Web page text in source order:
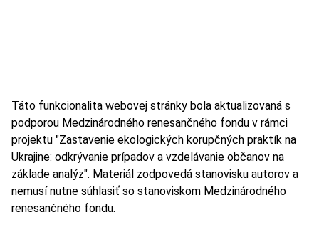
Táto funkcionalita webovej stránky bola aktualizovaná s
podporou Medzinárodného renesančného fondu v rámci
projektu "Zastavenie ekologických korupčných praktík na
Ukrajine: odkrývanie prípadov a vzdelávanie občanov na
základe analýz". Materiál zodpovedá stanovisku autorov a
nemusí nutne súhlasiť so stanoviskom Medzinárodného
renesančného fondu.